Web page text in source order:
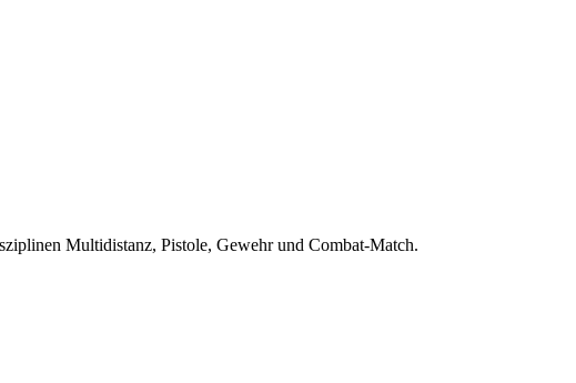
Multidistanz, Pistole, Gewehr und Combat-Match.